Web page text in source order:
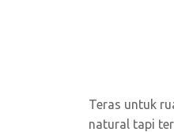
Teras untuk
natural tapi